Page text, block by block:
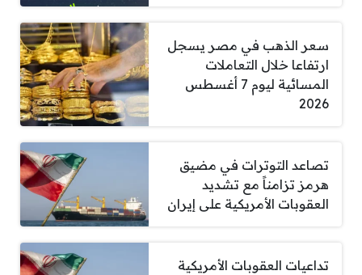
سعر الذهب في مصر يسجل
ارتفاعا خلال التعاملات
المسائية ليوم 7 أغسطس
2026
تصاعد التوترات في مضيق
هرمز تزامناً مع تشديد
العقوبات الأمريكية على إيران
تداعيات العقوبات الأمريكية